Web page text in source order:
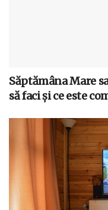
Săptămâna Mare
să faci și ce este